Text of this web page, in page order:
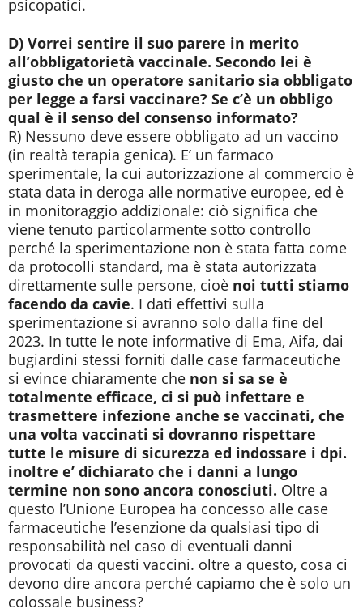
psicopatici.
D) Vorrei sentire il suo parere in merito
all’obbligatorietà vaccinale. Secondo lei è
giusto che un operatore sanitario sia obbligato
per legge a farsi vaccinare? Se c’è un obbligo
qual è il senso del consenso informato?
R) Nessuno deve essere obbligato ad un vaccino
(in realtà terapia genica). E’ un farmaco
sperimentale, la cui autorizzazione al commercio è
stata data in deroga alle normative europee, ed è
in monitoraggio addizionale: ciò significa che
viene tenuto particolarmente sotto controllo
perché la sperimentazione non è stata fatta come
da protocolli standard, ma è stata autorizzata
direttamente sulle persone, cioè noi tutti stiamo
facendo da cavie. I dati effettivi sulla
sperimentazione si avranno solo dalla fine del
2023. In tutte le note informative di Ema, Aifa, dai
bugiardini stessi forniti dalle case farmaceutiche
si evince chiaramente che non si sa se è
totalmente efficace, ci si può infettare e
trasmettere infezione anche se vaccinati, che
una volta vaccinati si dovranno rispettare
tutte le misure di sicurezza ed indossare i dpi.
inoltre e’ dichiarato che i danni a lungo
termine non sono ancora conosciuti. Oltre a
questo l’Unione Europea ha concesso alle case
farmaceutiche l’esenzione da qualsiasi tipo di
responsabilità nel caso di eventuali danni
provocati da questi vaccini. oltre a questo, cosa ci
devono dire ancora perché capiamo che è solo un
colossale business?